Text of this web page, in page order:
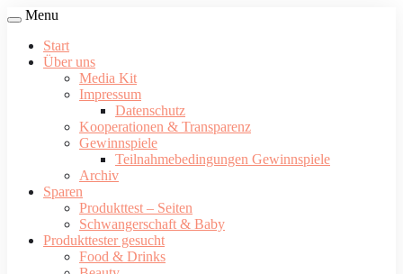
Menu
Start
Über uns
Media Kit
Impressum
Datenschutz
Kooperationen & Transparenz
Gewinnspiele
Teilnahmebedingungen Gewinnspiele
Archiv
Sparen
Produkttest – Seiten
Schwangerschaft & Baby
Produkttester gesucht
Food & Drinks